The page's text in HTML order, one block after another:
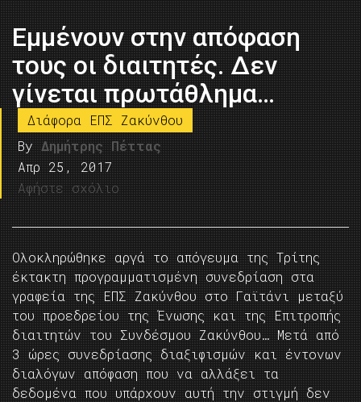
Εμμένουν στην απόφαση
τους οι διαιτητές. Δεν
γίνεται πρωτάθλημα…
Διάφορα ΕΠΣ Ζακύνθου
By Δημήτρης Πέττας
Απρ 25, 2017
Αφήστε σχόλιο
Ολοκληρώθηκε αργά το απόγευμα της Τρίτης
έκτακτη προγραμματισμένη συνεδρίαση στα
γραφεία της ΕΠΣ Ζακύνθου στο Γαϊτάνι μεταξύ
του προεδρείου της Ένωσης και της Επιτροπής
διαιτητών του Συνδέσμου Ζακύνθου… Μετά από
3 ώρες συνεδρίασης διαξιφισμών και έντονων
διαλόγων απόφαση που να αλλάξει τα
δεδομένα που υπάρχουν αυτή την στιγμή δεν